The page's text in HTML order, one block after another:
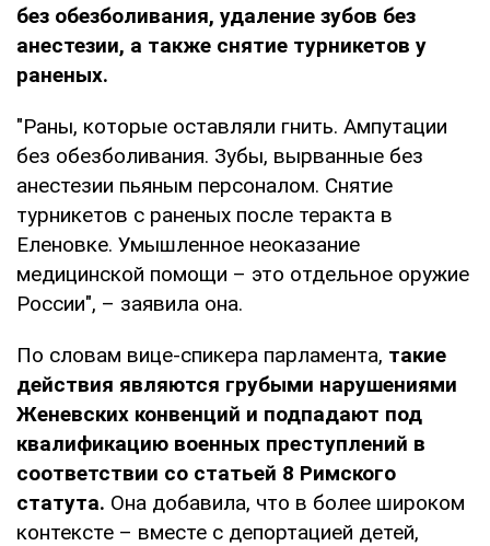
без обезболивания, удаление зубов без
анестезии, а также снятие турникетов у
раненых.
"Раны, которые оставляли гнить. Ампутации
без обезболивания. Зубы, вырванные без
анестезии пьяным персоналом. Снятие
турникетов с раненых после теракта в
Еленовке. Умышленное неоказание
медицинской помощи – это отдельное оружие
России", – заявила она.
По словам вице-спикера парламента, такие
действия являются грубыми нарушениями
Женевских конвенций и подпадают под
квалификацию военных преступлений в
соответствии со статьей 8 Римского
статута. Она добавила, что в более широком
контексте – вместе с депортацией детей,